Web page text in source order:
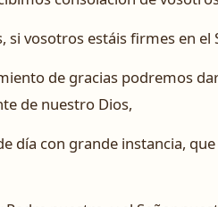
si vosotros estáis firmes en el
de gracias podremos
de nuestro Dios,
día con grande instancia,